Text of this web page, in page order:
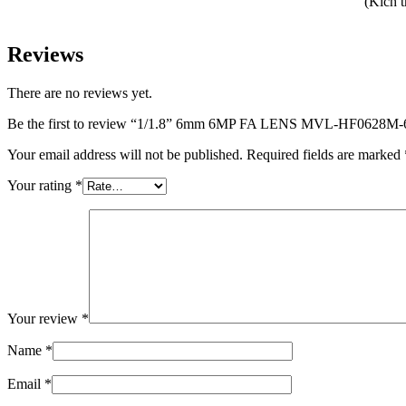
Reviews
There are no reviews yet.
Be the first to review “1/1.8” 6mm 6MP FA LENS MVL-HF0628M-
Your email address will not be published. Required fields are marked
Your rating *
Your review *
Name *
Email *